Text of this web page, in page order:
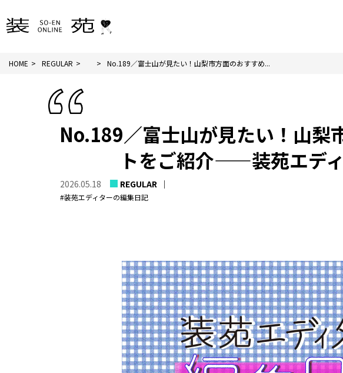
HOME REGULAR No.189／富士山が見たい！山梨市方面のおすすめ...
No.189／富士山が見たい！山梨
トをご紹介——装苑エデ
2026.05.18 REGULAR
#装苑エディターの編集日記